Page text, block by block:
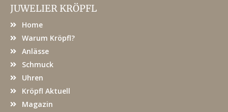
JUWELIER KRÖPFL
Home
Warum Kröpfl?
Anlässe
Schmuck
Uhren
Kröpfl Aktuell
Magazin